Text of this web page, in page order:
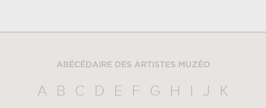
ABÉCÉDAIRE DES ARTISTES MUZÉO
A B C D E F G H I J
K